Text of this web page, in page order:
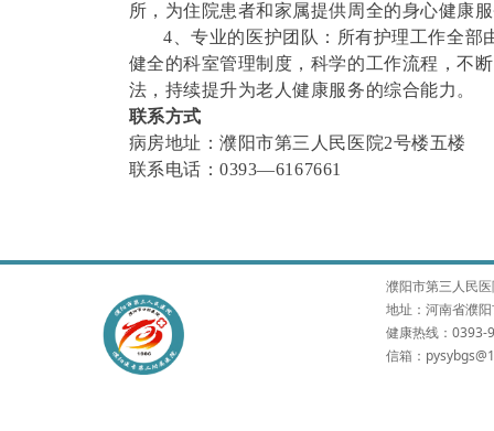
所，为住院患者和家属提供周全的身心健康
4、专业的医护团队：所有护理工作全部
健全的科室管理制度，科学的工作流程，不
法，持续提升为老人健康服务的综合能力。
联系方式
病房地址：濮阳市第三人民医院2号楼五楼
联系电话：0393—6167661
濮阳市第三人民
地址：河南省濮
健康热线：0393-
信箱：